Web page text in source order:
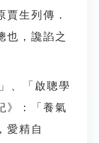
生列傳．
也，讒諂之
、「啟聰學
》：「養氣
愛精自